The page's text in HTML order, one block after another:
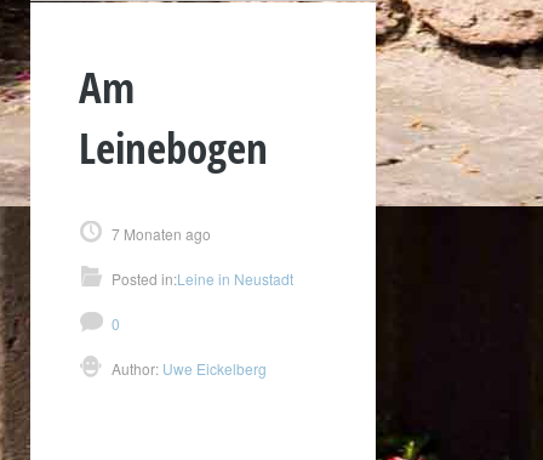
Am
Leinebogen
7 Monaten ago
Posted in:Leine in Neustadt
0
Author: Uwe Eickelberg